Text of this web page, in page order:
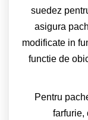
suedez
asigura
modificate in
functie de
Pentru
farfurie,